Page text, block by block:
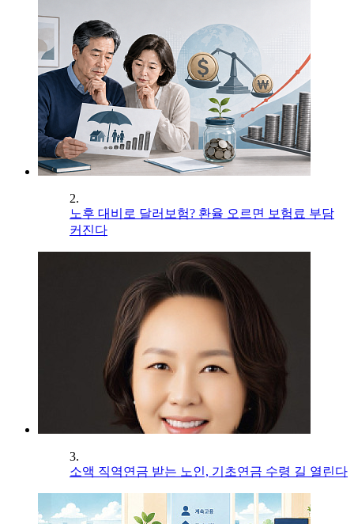
2.
노후 대비로 달러보험? 환율 오르면 보험료 부담
커진다
3.
소액 직역연금 받는 노인, 기초연금 수령 길 열린다